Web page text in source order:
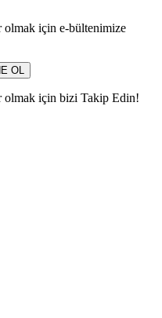
olmak için e-bültenimize
OL
olmak için bizi Takip Edin!